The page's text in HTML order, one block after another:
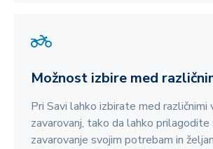
Možnost izbire med
Pri Savi lahko izbirate med različnimi
zavarovanj, tako da lahko prilagodite
zavarovanje svojim potrebam in